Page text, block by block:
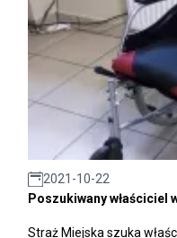
2021-10-22
Poszukiwany właściciel
Straż Miejska szuka